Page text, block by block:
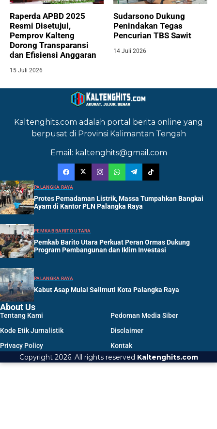
Raperda APBD 2025
Resmi Disetujui,
Pemprov Kalteng
Dorong Transparansi
dan Efisiensi Anggaran
15 Juli 2026
Sudarsono Dukung
Penindakan Tegas
Pencurian TBS Sawit
14 Juli 2026
Kaltenghits.com adalah portal berita online yang
berpusat di Provinsi Kalimantan Tengah
Email: kaltenghits@gmail.com
PALANGKA RAYA
Protes Pemadaman Listrik, Massa Tumpahkan Bangkai
Ayam di Kantor PLN Palangka Raya
PEMKAB BARITO UTARA
Pemkab Barito Utara Perkuat Peran Ormas Dukung
Program Pembangunan dan Iklim Investasi
PALANGKA RAYA
Kabut Asap Mulai Selimuti Kota Palangka Raya
About Us
Tentang Kami
Pedoman Media Siber
Kode Etik Jurnalistik
Disclaimer
Privacy Policy
Kontak
Copyright 2026. All rights reserved Kaltenghits.com